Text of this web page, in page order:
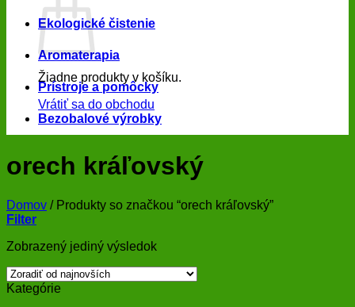
Žiadne produkty v košíku.
Vrátiť sa do obchodu
Ekologické čistenie
Aromaterapia
Prístroje a pomôcky
Bezobalové výrobky
orech kráľovský
Domov /Produkty so značkou “orech kráľovský”
Filter
Zobrazený jediný výsledok
Kategórie